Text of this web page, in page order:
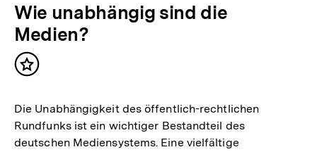
Wie unabhängig sind die
Medien?
Inhalt
Die Unabhängigkeit des öffentlich-rechtlichen
Rundfunks ist ein wichtiger Bestandteil des
deutschen Mediensystems. Eine vielfältige